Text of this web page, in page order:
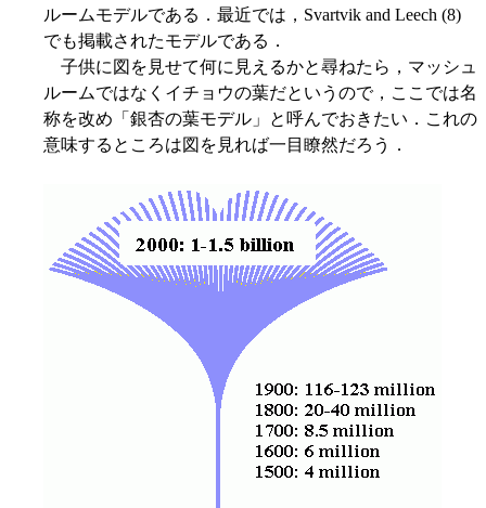
ルームモデルである．最近では，Svartvik and Leech (8)
でも掲載されたモデルである．
子供に図を見せて何に見えるかと尋ねたら，マッシュ
ルームではなくイチョウの葉だというので，ここでは名
称を改め「銀杏の葉モデル」と呼んでおきたい．これの
意味するところは図を見れば一目瞭然だろう．